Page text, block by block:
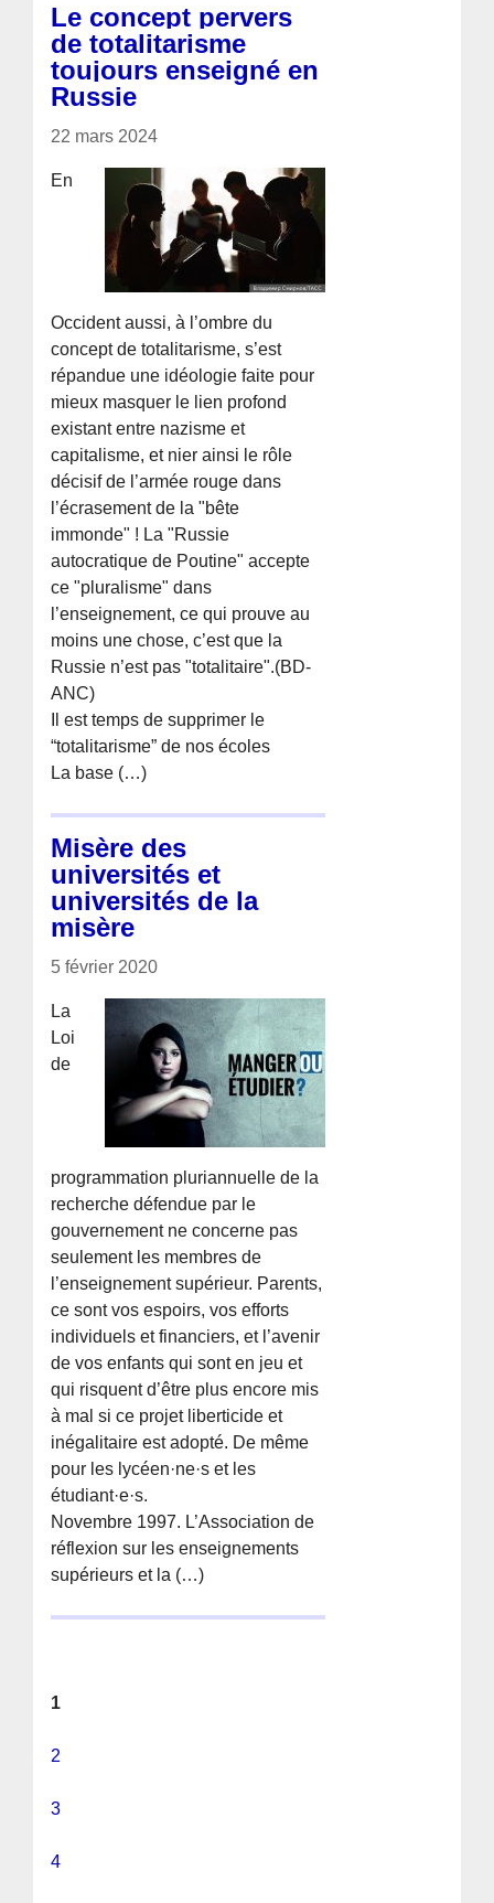
Le concept pervers
de totalitarisme
toujours enseigné en
Russie
22 mars 2024
En
Occident aussi, à l’ombre du
concept de totalitarisme, s’est
répandue une idéologie faite pour
mieux masquer le lien profond
existant entre nazisme et
capitalisme, et nier ainsi le rôle
décisif de l’armée rouge dans
l’écrasement de la "bête
immonde" ! La "Russie
autocratique de Poutine" accepte
ce "pluralisme" dans
l’enseignement, ce qui prouve au
moins une chose, c’est que la
Russie n’est pas "totalitaire".(BD-
ANC)
Il est temps de supprimer le
“totalitarisme” de nos écoles
La base (…)
Misère des
universités et
universités de la
misère
5 février 2020
La
Loi
de
programmation pluriannuelle de la
recherche défendue par le
gouvernement ne concerne pas
seulement les membres de
l’enseignement supérieur. Parents,
ce sont vos espoirs, vos efforts
individuels et financiers, et l’avenir
de vos enfants qui sont en jeu et
qui risquent d’être plus encore mis
à mal si ce projet liberticide et
inégalitaire est adopté. De même
pour les lycéen·ne·s et les
étudiant·e·s.
Novembre 1997. L’Association de
réflexion sur les enseignements
supérieurs et la (…)
1
2
3
4